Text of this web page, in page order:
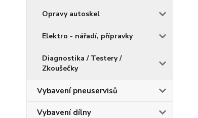
Opravy autoskel
Elektro - nářadí, přípravky
Diagnostika / Testery /
Zkoušečky
Vybavení pneuservisů
Vybavení dílny